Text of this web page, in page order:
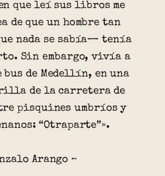
que leí sus libros me
de que un hombre tan
nada se sabía— tenía
Sin embargo, vivía a
bus de Medellín, en una
de la carretera de
pisquines umbríos y
“Otraparte”».
Arango ~